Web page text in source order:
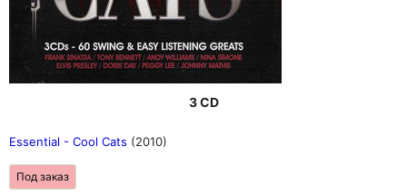
3 CD
Essential - Cool Cats (2010)
Под заказ